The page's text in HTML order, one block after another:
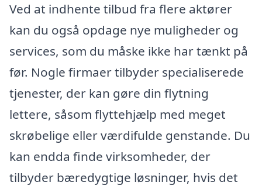
Ved at indhente tilbud fra flere aktører
kan du også opdage nye muligheder og
services, som du måske ikke har tænkt på
før. Nogle firmaer tilbyder specialiserede
tjenester, der kan gøre din flytning
lettere, såsom flyttehjælp med meget
skrøbelige eller værdifulde genstande. Du
kan endda finde virksomheder, der
tilbyder bæredygtige løsninger, hvis det